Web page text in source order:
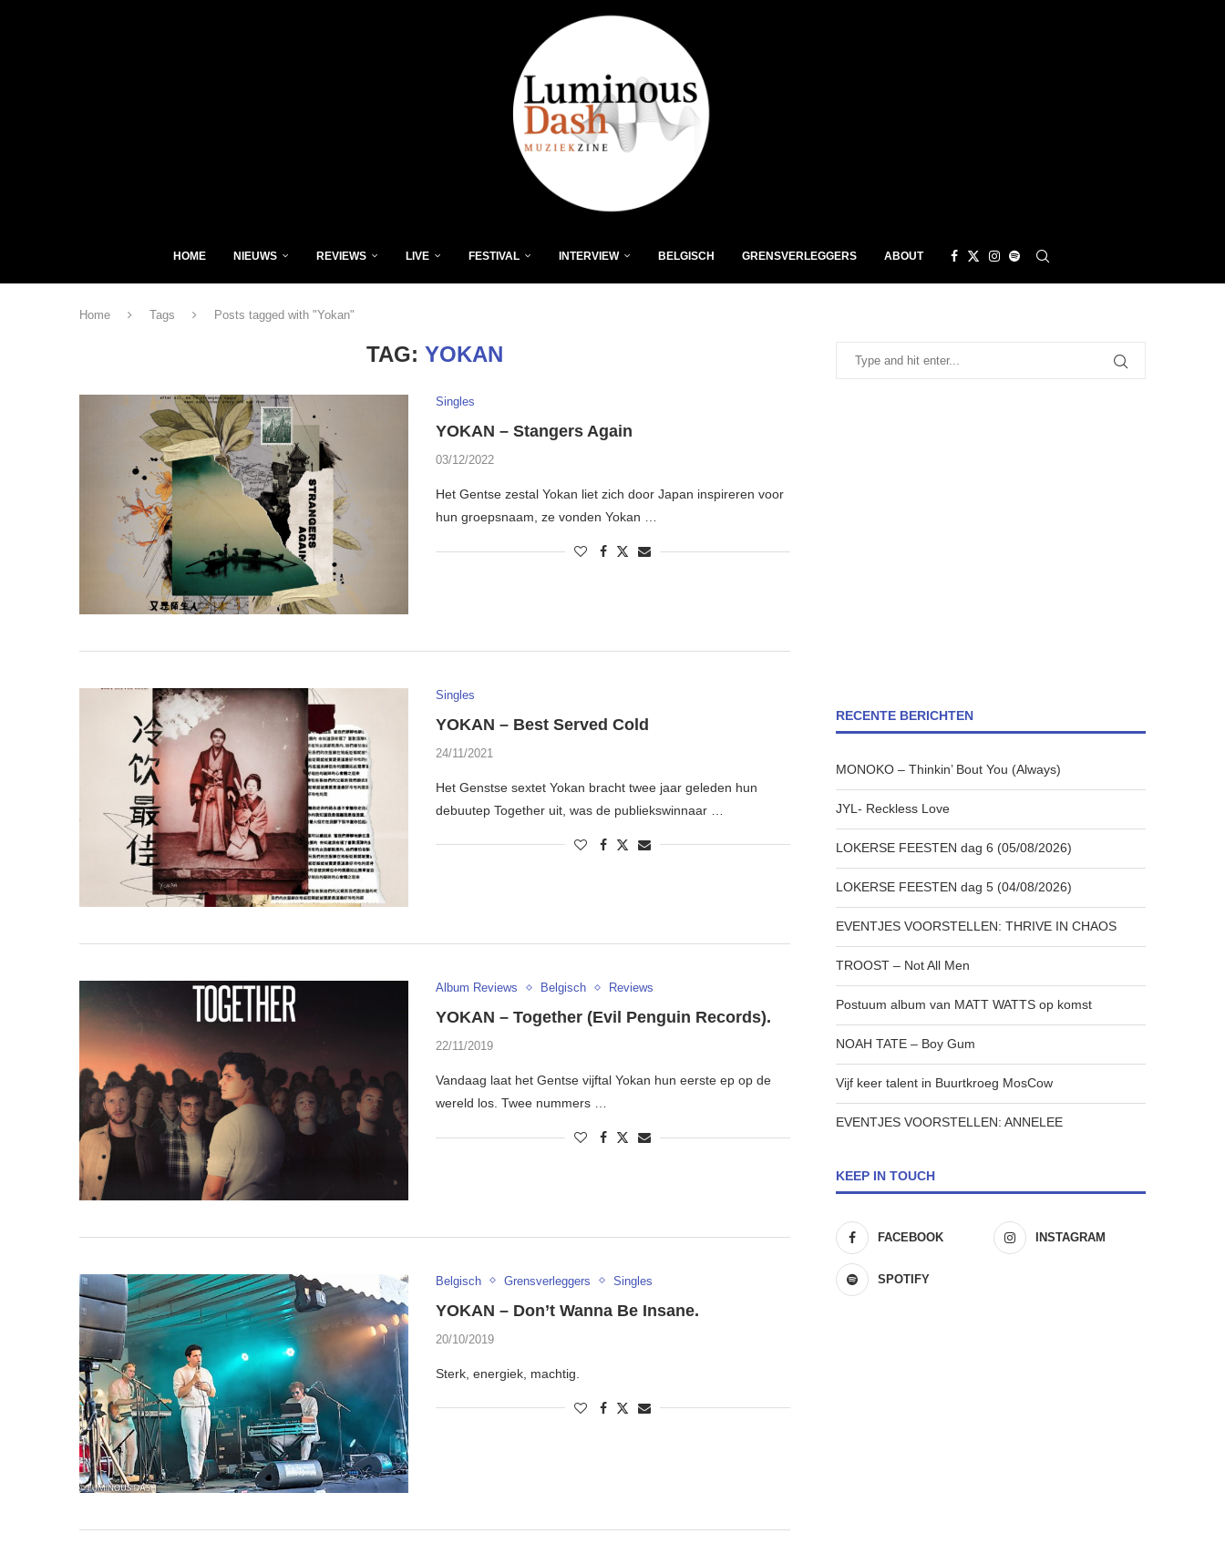
HOME NIEUWS REVIEWS LIVE FESTIVAL INTERVIEW BELGISCH GRENSVERLEGGERS ABOUT
Home Tags Posts tagged with "Yokan"
TAG: YOKAN
Singles
YOKAN – Stangers Again
03/12/2022
Het Gentse zestal Yokan liet zich door Japan inspireren voor
hun groepsnaam, ze vonden Yokan …
Singles
YOKAN – Best Served Cold
24/11/2021
Het Genstse sextet Yokan bracht twee jaar geleden hun
debuutep Together uit, was de publiekswinnaar …
Album Reviews Belgisch Reviews
YOKAN – Together (Evil Penguin Records).
22/11/2019
Vandaag laat het Gentse vijftal Yokan hun eerste ep op de
wereld los. Twee nummers …
Belgisch Grensverleggers Singles
YOKAN – Don’t Wanna Be Insane.
20/10/2019
Sterk, energiek, machtig.
RECENTE BERICHTEN
MONOKO – Thinkin’ Bout You (Always)
JYL- Reckless Love
LOKERSE FEESTEN dag 6 (05/08/2026)
LOKERSE FEESTEN dag 5 (04/08/2026)
EVENTJES VOORSTELLEN: THRIVE IN CHAOS
TROOST – Not All Men
Postuum album van MATT WATTS op komst
NOAH TATE – Boy Gum
Vijf keer talent in Buurtkroeg MosCow
EVENTJES VOORSTELLEN: ANNELEE
KEEP IN TOUCH
FACEBOOK INSTAGRAM
SPOTIFY